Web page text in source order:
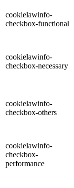
cookielawinfo-
checkbox-functional
cookielawinfo-
checkbox-necessary
cookielawinfo-
checkbox-others
cookielawinfo-
checkbox-
performance